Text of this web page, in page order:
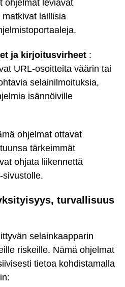
ohjelmat leviävät
laillisia
ja kirjoitusvirheet :
URL-osoitteita väärin tai
selainilmoituksia,
isännöiville
ohjelmat ottavat
tärkeimmät
ohjata liikennettä
sivustolle.
turvallisuus
selainkaapparin
riskeille. Nämä ohjelmat
tietoa kohdistamalla